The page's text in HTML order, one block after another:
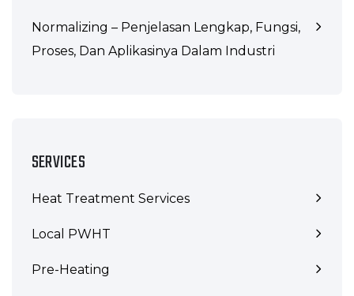
Normalizing – Penjelasan Lengkap, Fungsi,
Proses, Dan Aplikasinya Dalam Industri
SERVICES
Heat Treatment Services
Local PWHT
Pre-Heating